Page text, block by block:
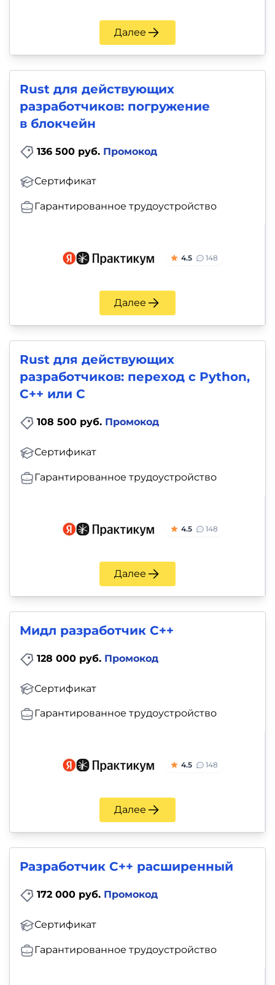
Далее
Rust для действующих
разработчиков: погружение
в блокчейн
136 500 руб. Промокод
Сертификат
Гарантированное трудоустройство
4.5 148
Далее
Rust для действующих
разработчиков: переход с Python,
С++ или C
108 500 руб. Промокод
Сертификат
Гарантированное трудоустройство
4.5 148
Далее
Мидл разработчик C++
128 000 руб. Промокод
Сертификат
Гарантированное трудоустройство
4.5 148
Далее
Разработчик C++ расширенный
172 000 руб. Промокод
Сертификат
Гарантированное трудоустройство